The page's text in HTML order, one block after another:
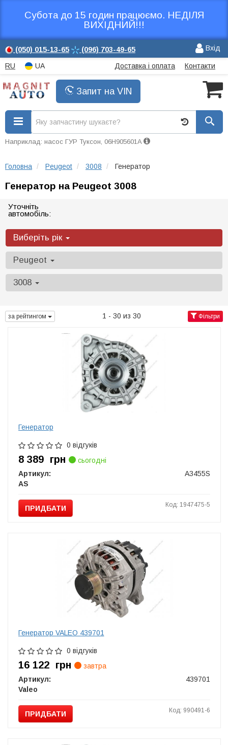
Субота до 15 годин працюємо. НЕДІЛЯ
ВИХІДНИЙ!!!
(050) 015-13-65 (096) 703-49-65 Вхід
RU UA Доставка і оплата Контакти
Запит на VIN
Наприклад: насос ГУР Туксон, 06H905601A
Головна Peugeot 3008 Генератор
Генератор на Peugeot 3008
Уточніть
автомобіль:
Виберіть рік
Peugeot
3008
за рейтингом 1 - 30 из 30 Фільтри
Генератор
0 відгуків
8 389 грн
сьогодні
Артикул:
A3455S
AS
ПРИДБАТИ Код: 1947475-5
Генератор VALEO 439701
0 відгуків
16 122 грн
завтра
Артикул:
439701
Valeo
ПРИДБАТИ Код: 990491-6